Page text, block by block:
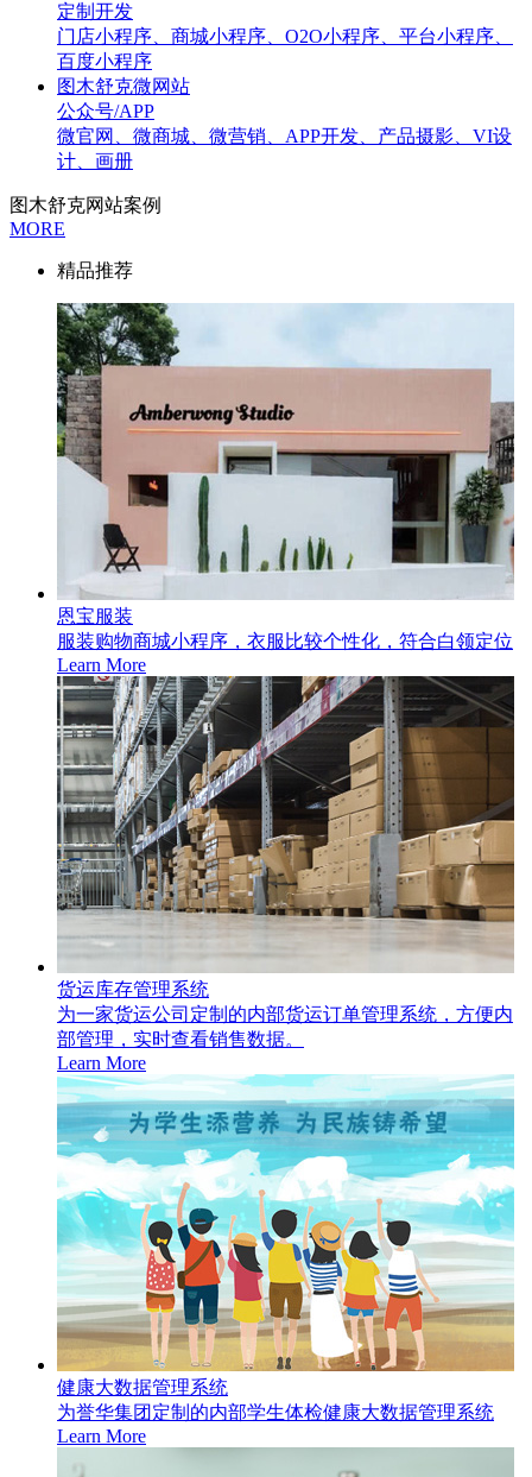
定制开发
门店小程序、商城小程序、O2O小程序、平台小程序、
百度小程序
图木舒克微网站
公众号/APP
微官网、微商城、微营销、APP开发、产品摄影、VI设
计、画册
图木舒克网站案例
MORE
精品推荐
恩宝服装
服装购物商城小程序，衣服比较个性化，符合白领定位
Learn More
货运库存管理系统
为一家货运公司定制的内部货运订单管理系统，方便内
部管理，实时查看销售数据。
Learn More
健康大数据管理系统
为誉华集团定制的内部学生体检健康大数据管理系统
Learn More